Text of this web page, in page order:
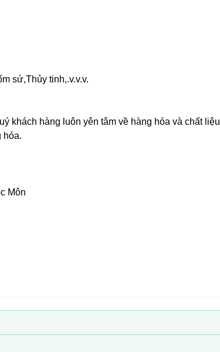
sứ,Thủy tinh,.v.v.v.
khách hàng luôn yên tâm về hàng hóa và chất liệu
hóa.
Môn